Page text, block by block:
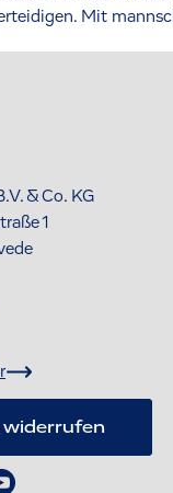
Mit
& Co. KG
1